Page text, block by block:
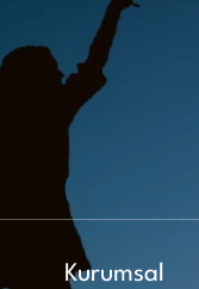
Kurumsal